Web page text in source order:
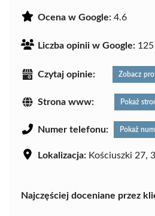
Ocena w Google: 4.6
Liczba opinii w Google: 125
Czytaj opinie: Zobacz
Strona www: Pokaż
Numer telefonu: Pokaż
Lokalizacja: Kościuszki 27,
Najczęściej doceniane przez